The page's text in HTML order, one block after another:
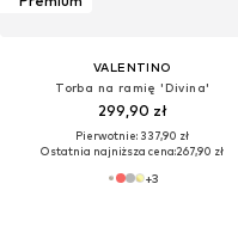
VALENTINO
Torba na ramię 'Divina'
299,90 zł
Pierwotnie: 337,90 zł
Ostatnia najniższa cena:267,90 zł
+3